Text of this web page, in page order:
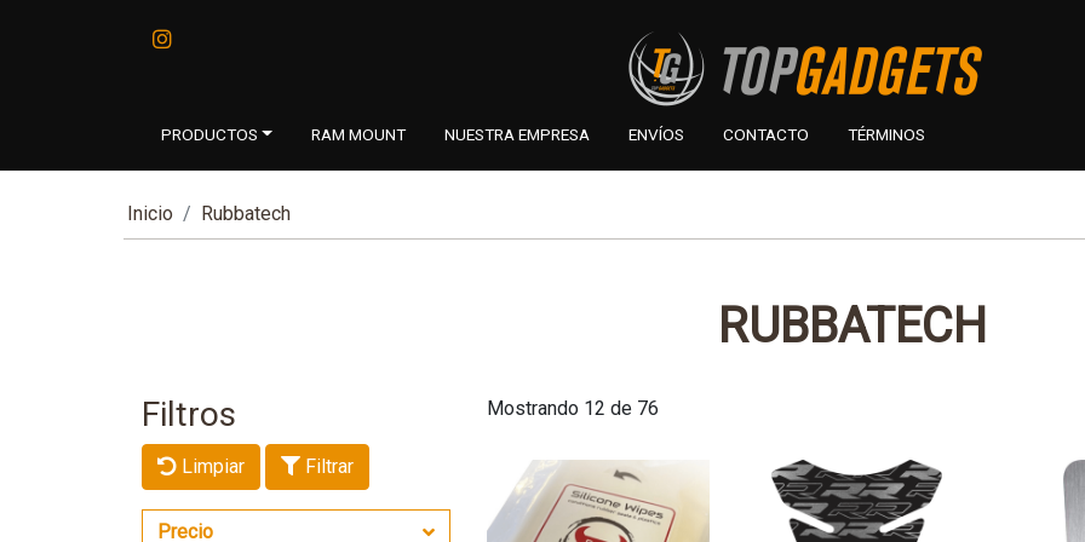
PRODUCTOS RAM MOUNT NUESTRA EMPRESA ENVÍOS CONTACTO TÉRMINOS
Inicio Rubbatech
RUBBATECH
Filtros
Limpiar Filtrar
Precio
Mostrando 12 de 76